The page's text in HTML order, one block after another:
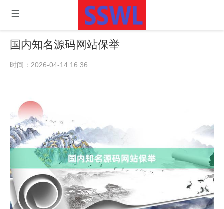
国内知名源码网站保举
时间：2026-04-14 16:36